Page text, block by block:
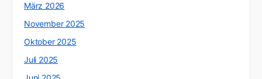
März 2026
November 2025
Oktober 2025
Juli 2025